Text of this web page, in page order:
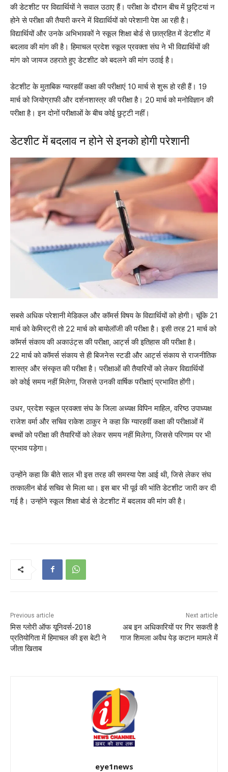
की डेटशीट पर विद्यार्थियों ने सवाल उठाए हैं। परीक्षा के दौरान बीच में छुट्टियां न
होने से परीक्षा की तैयारी करने में विद्यार्थियों को परेशानी पेश आ रही है।
विद्यार्थियों और उनके अभिभावकों ने स्कूल शिक्षा बोर्ड से छात्रहित में डेटशीट में
बदलाव की मांग की है। हिमाचल प्रदेश स्कूल प्रवक्ता संघ ने भी विद्यार्थियों की
मांग को जायज ठहराते हुए डेटशीट को बदलने की मांग उठाई है।
डेटशीट के मुताबिक ग्यारहवीं कक्षा की परीक्षाएं 10 मार्च से शुरू हो रही हैं। 19
मार्च को जियोग्राफी और दर्शनशास्त्र की परीक्षा है। 20 मार्च को मनोविज्ञान की
परीक्षा है। इन दोनों परीक्षाओं के बीच कोई छुट्टी नहीं।
डेटशीट में बदलाव न होने से इनको होगी परेशानी
सबसे अधिक परेशानी मेडिकल और कॉमर्स विषय के विद्यार्थियों को होगी। चूंकि 21
मार्च को केमिस्ट्री तो 22 मार्च को बायोलॉजी की परीक्षा है। इसी तरह 21 मार्च को
कॉमर्स संकाय की अकाउंट्स की परीक्षा, आर्ट्स की इतिहास की परीक्षा है।
22 मार्च को कॉमर्स संकाय से ही बिजनेस स्टडी और आर्ट्स संकाय से राजनीतिक
शास्त्र और संस्कृत की परीक्षा है। परीक्षाओं की तैयारियों को लेकर विद्यार्थियों
को कोई समय नहीं मिलेगा, जिससे उनकी वार्षिक परीक्षाएं प्रभावित होंगी।
उधर, प्रदेश स्कूल प्रवक्ता संघ के जिला अध्यक्ष विपिन माहिल, वरिष्ठ उपाध्यक्ष
राजेश वर्मा और सचिव राकेश ठाकुर ने कहा कि ग्यारहवीं कक्षा की परीक्षाओं में
बच्चों को परीक्षा की तैयारियों को लेकर समय नहीं मिलेगा, जिससे परिणाम पर भी
प्रभाव पड़ेगा।
उन्होंने कहा कि बीते साल भी इस तरह की समस्या पेश आई थी, जिसे लेकर संघ
तत्कालीन बोर्ड सचिव से मिला था। इस बार भी पूर्व की भांति डेटशीट जारी कर दी
गई है। उन्होंने स्कूल शिक्षा बोर्ड से डेटशीट में बदलाव की मांग की है।
Previous article
मिस ग्लोरी ऑफ यूनिवर्स-2018
प्रतियोगिता में हिमाचल की इस बेटी ने
जीता खिताब
Next article
अब इन अधिकारियों पर गिर सकती है
गाज शिमला अवैध पेड़ कटान मामले में
eye1news